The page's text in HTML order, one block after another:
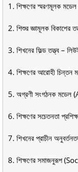
1. শিক্ষণের স্মরণমূলক
2. শিশুর জ্ঞামূলক বিকাশের
3. শিখনের ফিল্ড তত্ত্ব –
4. শিক্ষণের আরোহী চিন্তন
5. অগ্রণী সংগঠনক
6. শিক্ষণের সচেতনতা
7. শিখনের প্রাচীন
8. শিক্ষণের সমাজনুরূপ